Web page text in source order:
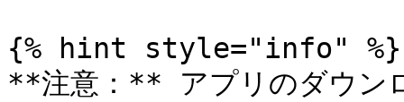
{% hint style="info" %}
**注意：** アプリのダウン